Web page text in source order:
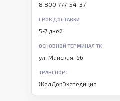
8 800 777-54-37
СРОК ДОСТАВКИ
5-7 дней
ОСНОВНОЙ ТЕРМИНАЛ ТК
ул. Майская, 66
ТРАНСПОРТ
ЖелДорЭкспедиция